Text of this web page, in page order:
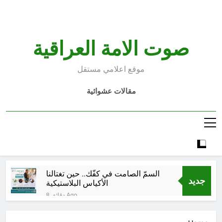
صوت الامة العراقية
موقع اعلامي مستقل
مقالات عشوائية
جديد
السمّ الصامت في كفّك.. حين تغتالنا
الأكياس البلاستيكية
8 دقائق Ago